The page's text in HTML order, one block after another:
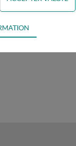
som fx navigation,